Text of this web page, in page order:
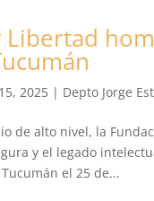
2025 | Depto Jorge
de alto nivel, la
y el legado
el 25 de...